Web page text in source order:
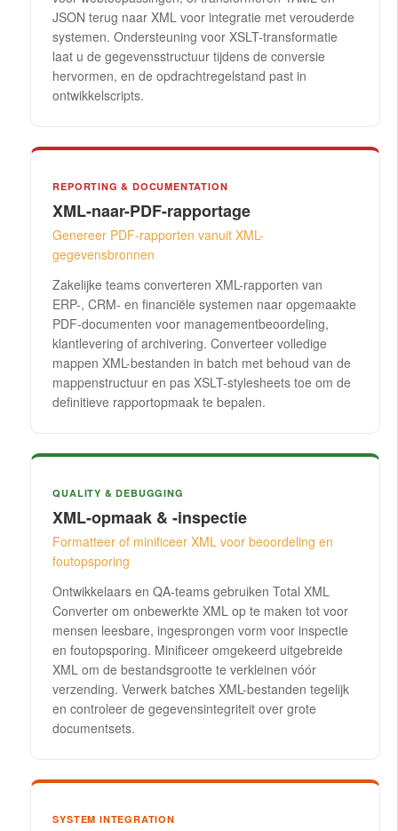
JSON terug naar XML voor integratie met verouderde
systemen. Ondersteuning voor XSLT-transformatie
laat u de gegevensstructuur tijdens de conversie
hervormen, en de opdrachtregelstand past in
ontwikkelscripts.
REPORTING & DOCUMENTATION
XML-naar-PDF-rapportage
Genereer PDF-rapporten vanuit XML-
gegevensbronnen
Zakelijke teams converteren XML-rapporten van
ERP-, CRM- en financiële systemen naar opgemaakte
PDF-documenten voor managementbeoordeling,
klantlevering of archivering. Converteer volledige
mappen XML-bestanden in batch met behoud van de
mappenstructuur en pas XSLT-stylesheets toe om de
definitieve rapportopmaak te bepalen.
QUALITY & DEBUGGING
XML-opmaak & -inspectie
Formatteer of minificeer XML voor beoordeling en
foutopsporing
Ontwikkelaars en QA-teams gebruiken Total XML
Converter om onbewerkte XML op te maken tot voor
mensen leesbare, ingesprongen vorm voor inspectie
en foutopsporing. Minificeer omgekeerd uitgebreide
XML om de bestandsgrootte te verkleinen vóór
verzending. Verwerk batches XML-bestanden tegelijk
en controleer de gegevensintegriteit over grote
documentsets.
SYSTEM INTEGRATION